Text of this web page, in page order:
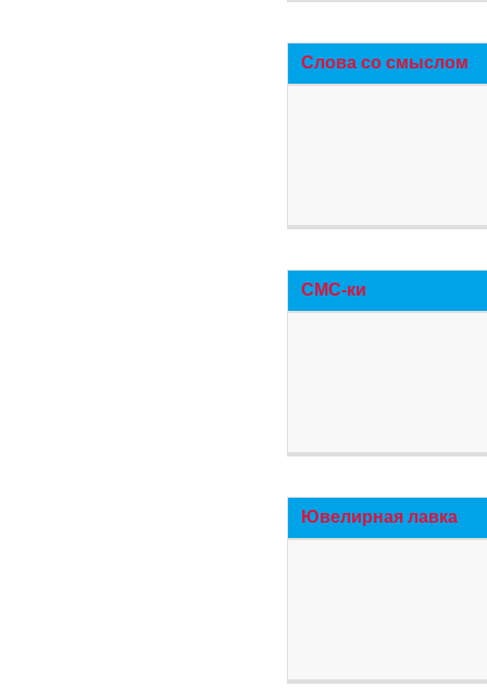
Слова со смыслом
СМС-ки
Ювелирная лавка